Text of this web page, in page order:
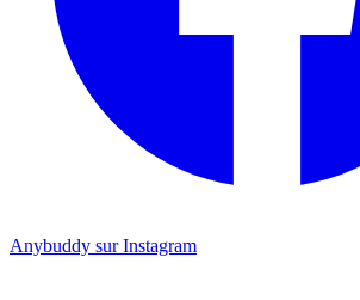
Anybuddy sur Instagram